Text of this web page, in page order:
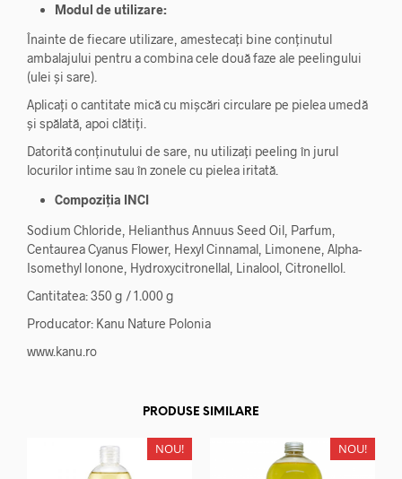
Modul de utilizare:
Înainte de fiecare utilizare, amestecați bine conținutul
ambalajului pentru a combina cele două faze ale peelingului
(ulei și sare).
Aplicați o cantitate mică cu mișcări circulare pe pielea umedă
și spălată, apoi clătiți.
Datorită conținutului de sare, nu utilizați peeling în jurul
locurilor intime sau în zonele cu pielea iritată.
Compoziția INCI
Sodium Chloride, Helianthus Annuus Seed Oil, Parfum,
Centaurea Cyanus Flower, Hexyl Cinnamal, Limonene, Alpha-
Isomethyl Ionone, Hydroxycitronellal, Linalool, Citronellol.
Cantitatea: 350 g / 1.000 g
Producator: Kanu Nature Polonia
www.kanu.ro
PRODUSE SIMILARE
NOU! NOU!